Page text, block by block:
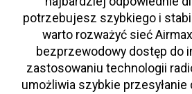
potrzebujesz szybkiego i
warto rozważyć sieć
bezprzewodowy dostęp do
zastosowaniu technologii
umożliwia szybkie przesyłanie